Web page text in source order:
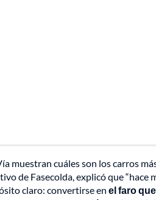
muestran cuáles son los carros
de Fasecolda, explicó que
claro: convertirse en el faro